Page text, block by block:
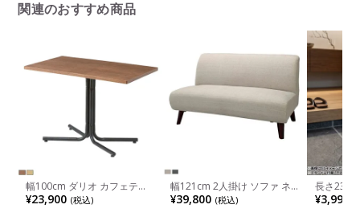
関連のおすすめ商品
幅100cm ダリオ カフェテー
ブル 4人用ダイニングテーブ
ル カフェ風 北欧風 END-224
¥23,900 (税込)
幅121cm 2人掛け ソファ ネ
オトマソン 布張り 脚付き コ
ンパクト ソファー リビング
¥39,800 (税込)
長さ
ーホーン
リア 雑貨
¥3,990